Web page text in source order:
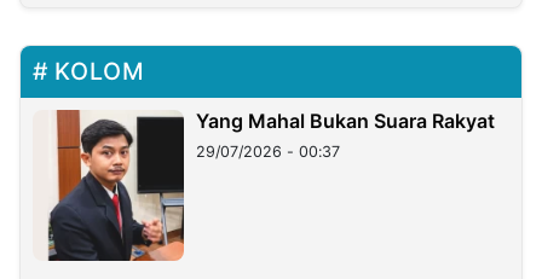
KOLOM
Yang Mahal Bukan Suara Rakyat
29/07/2026 - 00:37